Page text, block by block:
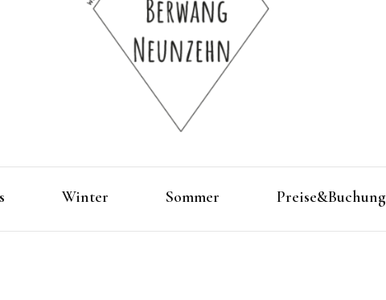
Berwang Neunzehn
Winter Sommer Preise&Buchung